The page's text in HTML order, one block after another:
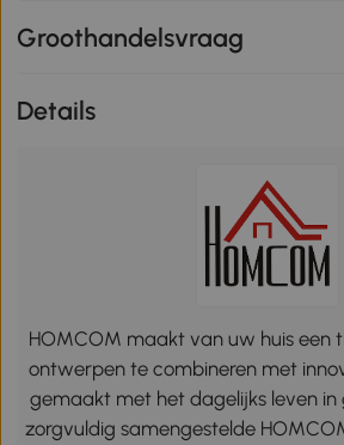
Groothandelsvraag
Details
HOMCOM maakt van uw huis een
ontwerpen te combineren met
gemaakt met het dagelijks leven in
zorgvuldig samengestelde